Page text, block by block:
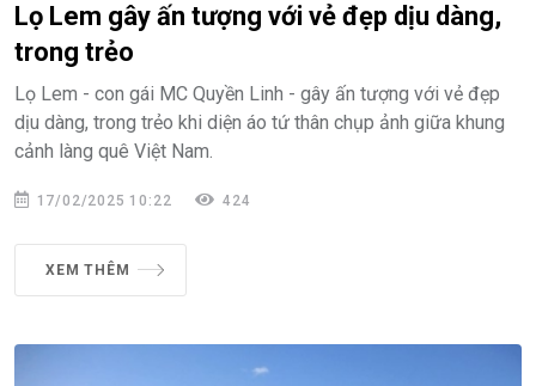
Lọ Lem gây ấn tượng với vẻ đẹp dịu dàng,
trong trẻo
Lọ Lem - con gái MC Quyền Linh - gây ấn tượng với vẻ đẹp
dịu dàng, trong trẻo khi diện áo tứ thân chụp ảnh giữa khung
cảnh làng quê Việt Nam.
17/02/2025 10:22 424
XEM THÊM